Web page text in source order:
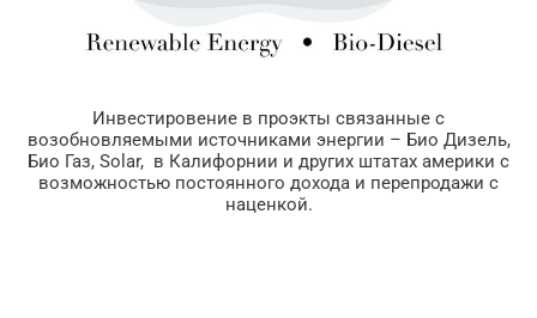
Инвестировение в проэкты связанные с
возобновляемыми источниками энергии – Био Дизель,
Био Газ, Solar, в Калифорнии и других штатах америки с
возможностью постоянного дохода и перепродажи с
наценкой.